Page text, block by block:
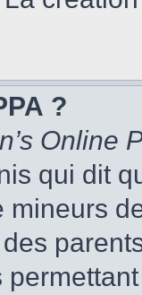
?
Online
qui dit
mineurs